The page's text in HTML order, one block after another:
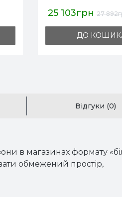
25 103грн 27
ДО
Відгуки (0)
в магазинах формату
обмежений простір,